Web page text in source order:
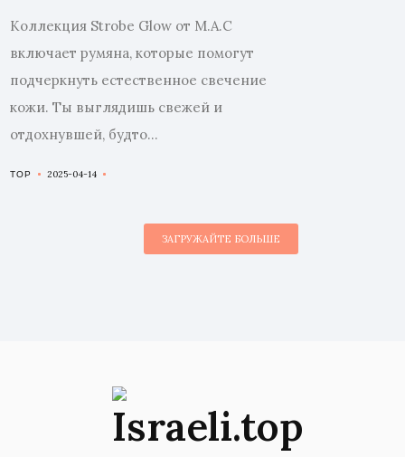
Коллекция Strobe Glow от M.A.C
включает румяна, которые помогут
подчеркнуть естественное свечение
кожи. Ты выглядишь свежей и
отдохнувшей, будто...
TOP 2025-04-14
ЗАГРУЖАЙТЕ БОЛЬШЕ